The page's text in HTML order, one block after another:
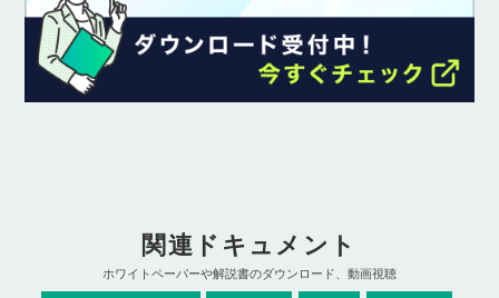
関連ドキュメント
ホワイトペーパーや解説書のダウンロード、動画視聴